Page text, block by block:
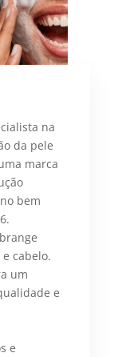
na
da pele
marca
bem
cabelo.
um
e
e